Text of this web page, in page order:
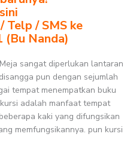
Telp / SMS ke
(Bu Nanda)
sangat diperlukan lantaran
pun dengan sejumlah
tempat menempatkan buku
adalah manfaat tempat
kaki yang difungsikan
memfungsikannya. pun kursi